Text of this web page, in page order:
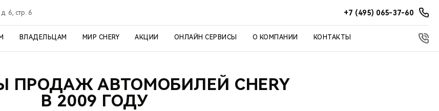
6, стр. 6 +7 (495) 065-37-60
ВЛАДЕЛЬЦАМ МИР CHERY АКЦИИ ОНЛАЙН СЕРВИСЫ О КОМПАНИИ КОНТАКТЫ
ПРОДАЖ АВТОМОБИЛЕЙ CHERY
В 2009 ГОДУ